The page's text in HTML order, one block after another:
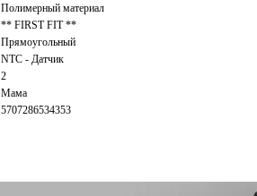
Полимерный материал
** FIRST FIT **
Прямоугольный
NTC - Датчик
2
Мама
5707286534353